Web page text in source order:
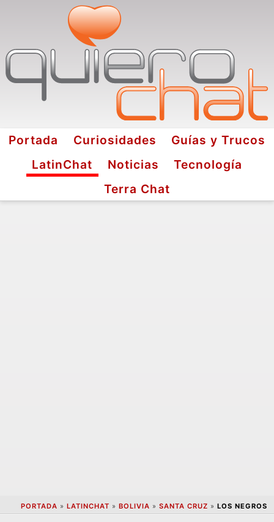
Portada Curiosidades
Guías y Trucos
LatinChat
Noticias
Tecnología
Terra Chat
PORTADA » LATINCHAT » BOLIVIA » SANTA CRUZ » LOS NEGROS